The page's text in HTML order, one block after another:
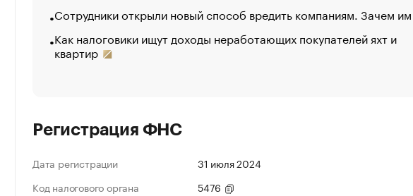
Сотрудники открыли новый способ вредить компаниям. Зачем
Как налоговики ищут доходы неработающих покупателей яхт и
квартир
Регистрация ФНС
Дата регистрации
31 июля 2024
Код налогового органа
5476